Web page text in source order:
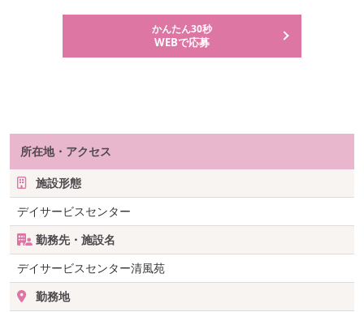
かんたん30秒
WEBで応募
所在地・アクセス
施設形態
デイサービスセンター
勤務先・施設名
デイサービスセンター清風苑
勤務地